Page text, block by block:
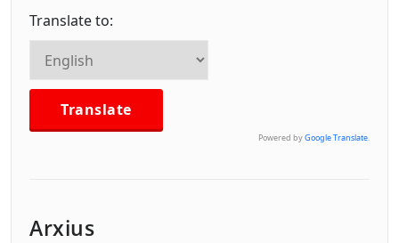
Translate to:
Powered byGoogle Translate.
Arxius